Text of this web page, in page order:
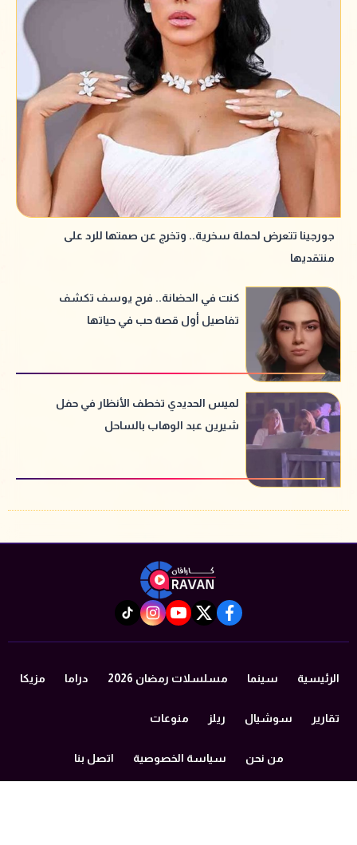
جورجينا تتعرض لحملة سخرية.. وتخرج عن صمتها للرد على
منتقديها
كنت في الحضانة.. فرح يوسف تكشف
تفاصيل أول قصة حب في حياتها
لميس الحديدي تخطف الأنظار في حفل
شيرين عبد الوهاب بالساحل
facebook
twitter
youtube
instagram
tiktok
الرئيسية سينما مسلسلات رمضان 2026 دراما مزيكا
تقارير سوشيال ريلز منوعات
من نحن سياسة الخصوصية اتصل بنا